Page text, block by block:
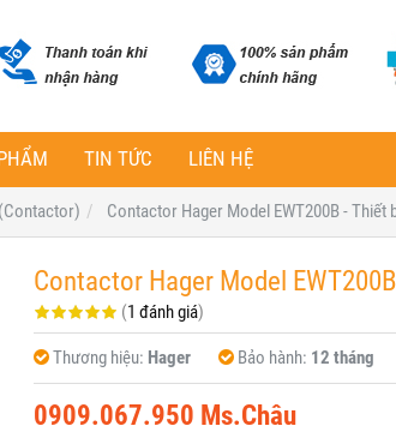
TIN TỨC LIÊN HỆ
Contactor Hager Model EWT200B - Thiết
Contactor Hager Model
(1 đánh giá)
Thương hiệu: Hager Bảo hành: 12 tháng
0909.067.950 Ms.Châu